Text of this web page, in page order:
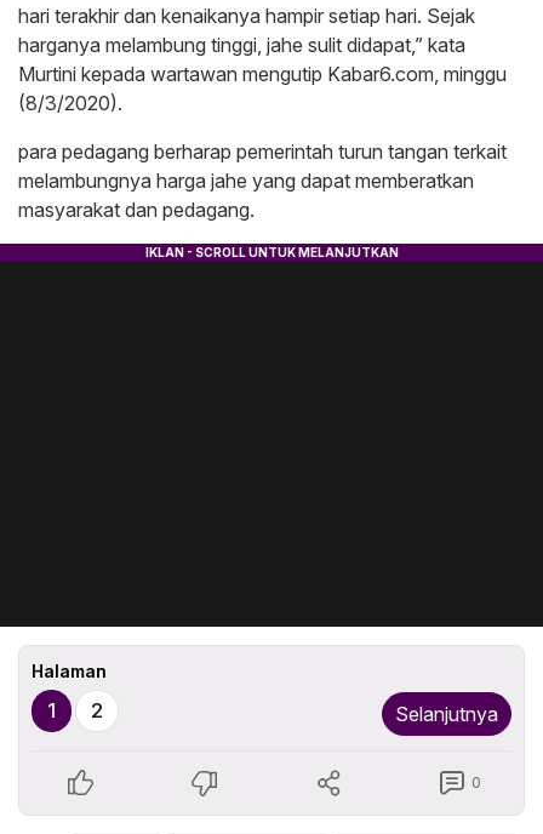
hari terakhir dan kenaikanya hampir setiap hari. Sejak
harganya melambung tinggi, jahe sulit didapat,” kata
Murtini kepada wartawan mengutip Kabar6.com, minggu
(8/3/2020).
para pedagang berharap pemerintah turun tangan terkait
melambungnya harga jahe yang dapat memberatkan
masyarakat dan pedagang.
Halaman
1 2 Selanjutnya
0